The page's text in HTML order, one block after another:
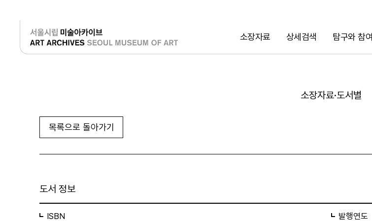
소장자료 상세검색 탐구와 참여
검색
로그인
소장자료·도서별
목록으로 돌아가기
도서 정보
ISBN 발행연도